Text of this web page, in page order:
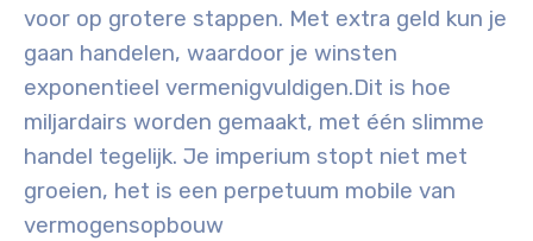
voor op grotere stappen. Met extra geld kun je
gaan handelen, waardoor je winsten
exponentieel vermenigvuldigen.Dit is hoe
miljardairs worden gemaakt, met één slimme
handel tegelijk. Je imperium stopt niet met
groeien, het is een perpetuum mobile van
vermogensopbouw